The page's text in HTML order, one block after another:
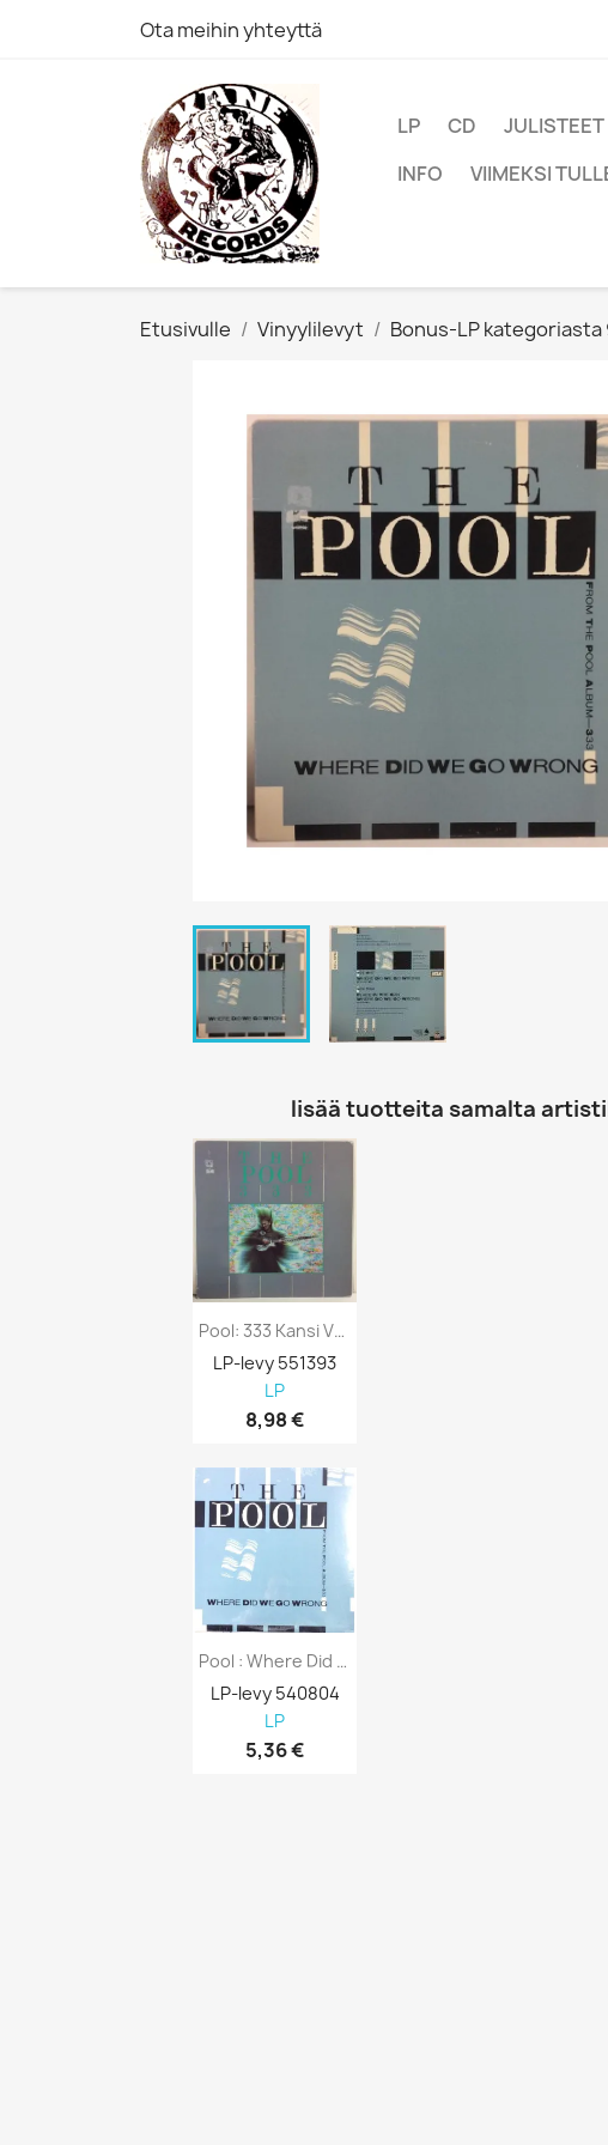
Ota meihin yhteyttä
LP CD JULISTEET
INFO
VIIMEKSI
Etusivulle Vinyylilevyt Bonus-LP kategoriasta
lisää tuotteita samalta
Pool: 333 Kansi VG Levy VG Käytetty LP
LP-levy 551393
LP
8,98 €
Pool : Where Did We Go Wrong 12” Single - LP
LP-levy 540804
LP
5,36 €